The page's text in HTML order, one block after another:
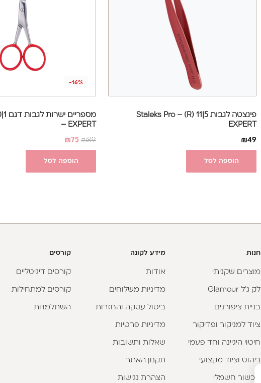
פינצטה לגבות 5|11 (R) Staleks Pro –
EXPERT
₪49
הוספה לסל
-16%
– EXPERT
₪89
₪75
הוספה לסל
חנות
מוצרים שקניתי
לק ג'ל Glamour
בניית ציפורנים
ציוד למניקור ופדיקור
חיטוי היגיינה וחד פעמי
ריהוט וציוד מקצועי
מכשור חשמלי
מידע לקונה
אודות
מדיניות משלוחים
ביטול עסקה והחזרות
מדיניות פרטיות
שאלות ותשובות
תקנון האתר
הצהרת נגישות
קורסים
קורסים דיגיטליים
קורסים למתחילות
השתלמויות